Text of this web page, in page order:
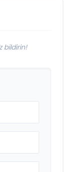
bildirin!